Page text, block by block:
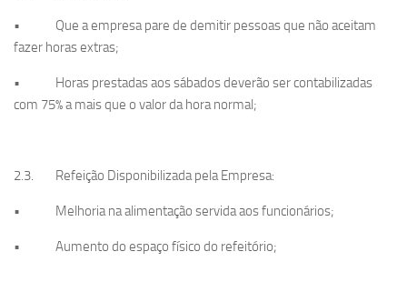
• Que a empresa pare de demitir pessoas que não aceitam
fazer horas extras;
• Horas prestadas aos sábados deverão ser contabilizadas
com 75% a mais que o valor da hora normal;
2.3. Refeição Disponibilizada pela Empresa:
• Melhoria na alimentação servida aos funcionários;
• Aumento do espaço físico do refeitório;